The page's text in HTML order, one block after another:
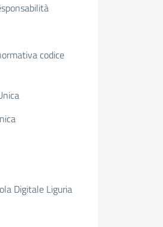
codice
Digitale Liguria